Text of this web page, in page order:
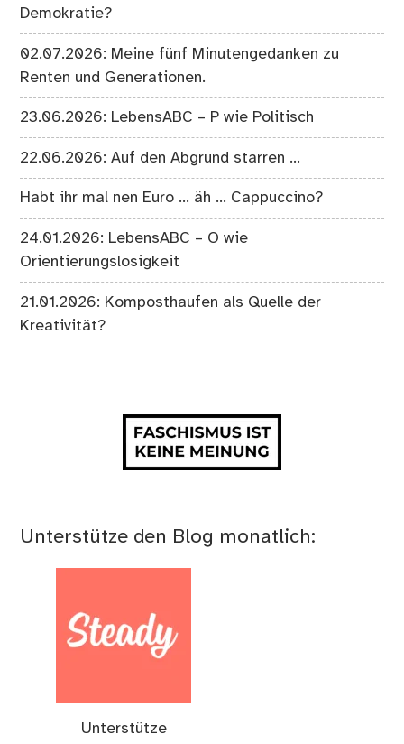
Demokratie?
02.07.2026: Meine fünf Minutengedanken zu
Renten und Generationen.
23.06.2026: LebensABC – P wie Politisch
22.06.2026: Auf den Abgrund starren …
Habt ihr mal nen Euro … äh … Cappuccino?
24.01.2026: LebensABC – O wie
Orientierungslosigkeit
21.01.2026: Komposthaufen als Quelle der
Kreativität?
Unterstütze den Blog monatlich:
Unterstütze